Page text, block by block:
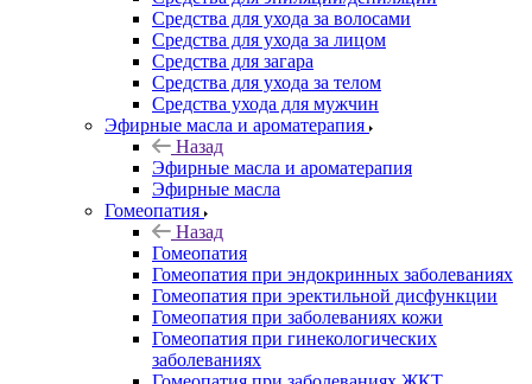
Средства для ухода за волосами
Средства для ухода за лицом
Средства для загара
Средства для ухода за телом
Средства ухода для мужчин
Эфирные масла и ароматерапия
Назад
Эфирные масла и ароматерапия
Эфирные масла
Гомеопатия
Назад
Гомеопатия
Гомеопатия при эндокринных заболеваниях
Гомеопатия при эректильной дисфункции
Гомеопатия при заболеваниях кожи
Гомеопатия при гинекологических
заболеваниях